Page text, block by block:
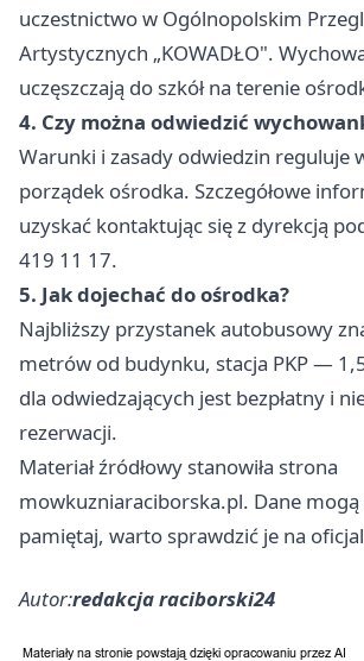
uczestnictwo w Ogólnopolskim
Artystycznych „KOWADŁO".
uczęszczają do szkół na terenie
4. Czy można odwiedzić
Warunki i zasady odwiedzin reguluje
porządek ośrodka. Szczegółowe
uzyskać kontaktując się z dyrekcją
419 11 17.
5. Jak dojechać do ośrodka?
Najbliższy przystanek autobusowy
metrów od budynku, stacja PKP —
dla odwiedzających jest bezpłatny i
rezerwacji.
Materiał źródłowy stanowiła strona
mowkuzniaraciborska.pl. Dane mogą
pamiętaj, warto sprawdzić je na
Autor:redakcja raciborski24